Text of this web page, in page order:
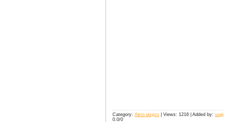
Category: Авто мэдээ Views: 1216 | Added by: uugi
0.0/0